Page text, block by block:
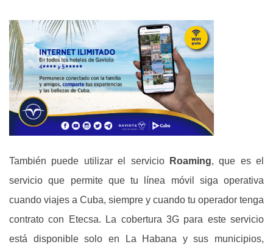
También puede utilizar el servicio Roaming, que es el
servicio que permite que tu línea móvil siga operativa
cuando viajes a Cuba, siempre y cuando tu operador tenga
contrato con Etecsa. La cobertura 3G para este servicio
está disponible solo en La Habana y sus municipios,